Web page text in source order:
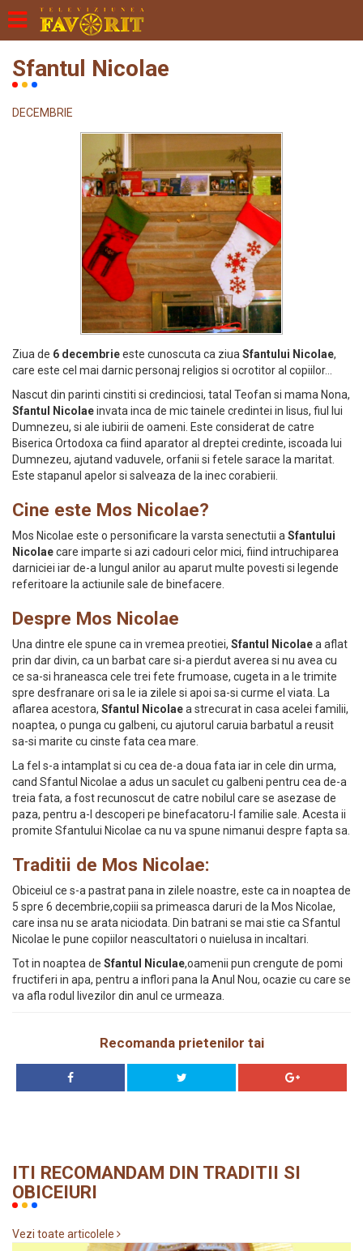
Sfantul Nicolae
DECEMBRIE
Ziua de 6 decembrieeste cunoscuta ca ziua Sfantului Nicolae,
care este cel mai darnic personaj religios si ocrotitor al copiilor...
Nascut din parinti cinstiti si credinciosi, tatal Teofan si mama Nona,
Sfantul Nicolaeinvata inca de mic tainele credintei in Iisus, fiul lui
Dumnezeu, si ale iubirii de oameni. Este considerat de catre
Biserica Ortodoxa ca fiind aparator al dreptei credinte, iscoada lui
Dumnezeu, ajutand vaduvele, orfanii si fetele sarace la maritat.
Este stapanul apelor si salveaza de la inec corabierii.
Cine este Mos Nicolae?
Mos Nicolae este o personificare la varsta senectutii a Sfantului
Nicolaecare imparte si azi cadouri celor mici, fiind intruchiparea
darniciei iar de-a lungul anilor au aparut multe povesti si legende
referitoare la actiunile sale de binefacere.
Despre Mos Nicolae
Una dintre ele spune ca in vremea preotiei, Sfantul Nicolaea aflat
prin dar divin, ca un barbat care si-a pierdut averea si nu avea cu
ce sa-si hraneasca cele trei fete frumoase, cugeta in a le trimite
spre desfranare ori sa le ia zilele si apoi sa-si curme el viata. La
aflarea acestora, Sfantul Nicolaea strecurat in casa acelei familii,
noaptea, o punga cu galbeni, cu ajutorul caruia barbatul a reusit
sa-si marite cu cinste fata cea mare.
La fel s-a intamplat si cu cea de-a doua fata iar in cele din urma,
cand Sfantul Nicolae a adus un saculet cu galbeni pentru cea de-a
treia fata, a fost recunoscut de catre nobilul care se asezase de
paza, pentru a-l descoperi pe binefacatoru-l familie sale. Acesta ii
promite Sfantului Nicolae ca nu va spune nimanui despre fapta sa.
Traditii de Mos Nicolae:
Obiceiul ce s-a pastrat pana in zilele noastre, este ca in noaptea de
5 spre 6 decembrie,copiii sa primeasca daruri de la Mos Nicolae,
care insa nu se arata niciodata. Din batrani se mai stie ca Sfantul
Nicolae le pune copiilor neascultatori o nuielusa in incaltari.
Tot in noaptea de Sfantul Niculae,oamenii pun crengute de pomi
fructiferi in apa, pentru a inflori pana la Anul Nou, ocazie cu care se
va afla rodul livezilor din anul ce urmeaza.
Recomanda prietenilor tai
ITI RECOMANDAM DIN TRADITII SI
OBICEIURI
Vezi toate articolele